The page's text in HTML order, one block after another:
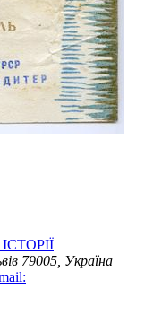
79005, Україна